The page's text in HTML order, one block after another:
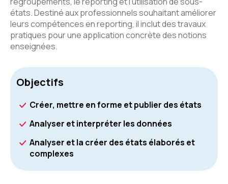
états. Destiné aux professionnels souhaitant améliorer
leurs compétences en reporting, il inclut des travaux
pratiques pour une application concrète des notions
enseignées.
Objectifs
Créer, mettre en forme et publier des états
Analyser et interpréter les données
Analyser et la créer des états élaborés et
complexes